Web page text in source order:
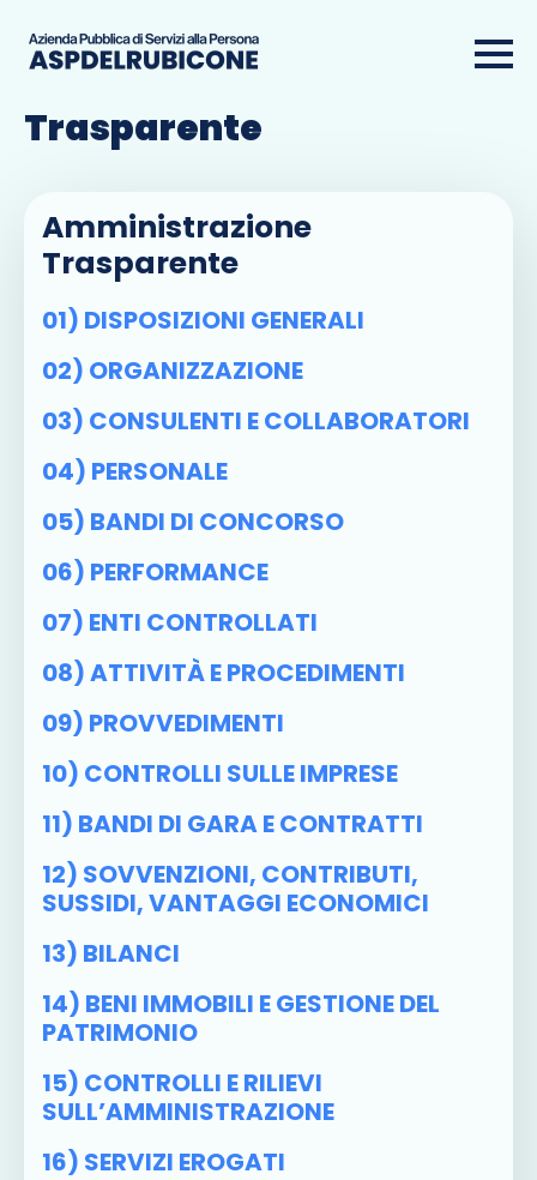
Amministrazione
Trasparente
Amministrazione
Trasparente
01) DISPOSIZIONI GENERALI
02) ORGANIZZAZIONE
03) CONSULENTI E COLLABORATORI
04) PERSONALE
05) BANDI DI CONCORSO
06) PERFORMANCE
07) ENTI CONTROLLATI
08) ATTIVITÀ E PROCEDIMENTI
09) PROVVEDIMENTI
10) CONTROLLI SULLE IMPRESE
11) BANDI DI GARA E CONTRATTI
12) SOVVENZIONI, CONTRIBUTI,
SUSSIDI, VANTAGGI ECONOMICI
13) BILANCI
14) BENI IMMOBILI E GESTIONE DEL
PATRIMONIO
15) CONTROLLI E RILIEVI
SULL’AMMINISTRAZIONE
16) SERVIZI EROGATI